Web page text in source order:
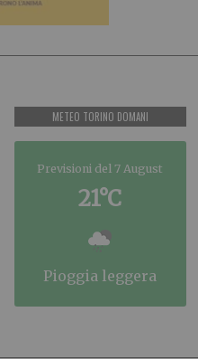
METEO TORINO DOMANI
Previsioni del 7 August
21°C
pioggia leggera